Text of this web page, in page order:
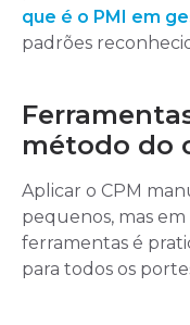
que é o PMI em
padrões
método do
Aplicar o CPM
pequenos, mas em
ferramentas é
para todos os